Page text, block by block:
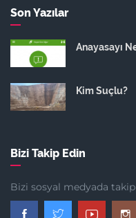
Son Yazılar
Anayasayı
Kim Suçlu?
Bizi Takip Edin
Bizi sosyal medyada